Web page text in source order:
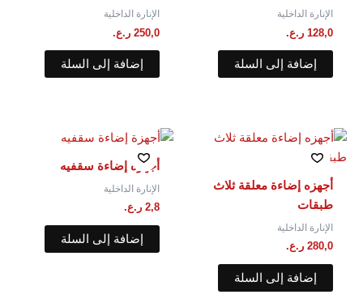
الإنارة الداخلية
128,0 ر.ع.
إضافة إلى السلة
الإنارة الداخلية
250,0 ر.ع.
إضافة إلى السلة
أجهزه إضاءة معلقة ثلاث
طبقات
الإنارة الداخلية
280,0 ر.ع.
إضافة إلى السلة
أجهزة إضاءة سقفيه
الإنارة الداخلية
2,8 ر.ع.
إضافة إلى السلة